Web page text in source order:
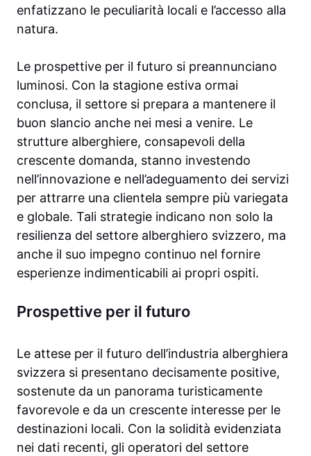
enfatizzano le peculiarità locali e l’accesso alla
natura.
Le prospettive per il futuro si preannunciano
luminosi. Con la stagione estiva ormai
conclusa, il settore si prepara a mantenere il
buon slancio anche nei mesi a venire. Le
strutture alberghiere, consapevoli della
crescente domanda, stanno investendo
nell’innovazione e nell’adeguamento dei servizi
per attrarre una clientela sempre più variegata
e globale. Tali strategie indicano non solo la
resilienza del settore alberghiero svizzero, ma
anche il suo impegno continuo nel fornire
esperienze indimenticabili ai propri ospiti.
Prospettive per il futuro
Le attese per il futuro dell’industria alberghiera
svizzera si presentano decisamente positive,
sostenute da un panorama turisticamente
favorevole e da un crescente interesse per le
destinazioni locali. Con la solidità evidenziata
nei dati recenti, gli operatori del settore